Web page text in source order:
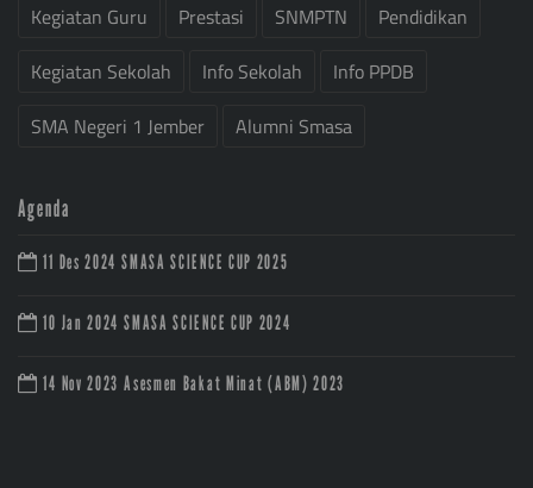
Kegiatan Guru
Prestasi SNMPTN
Pendidikan
Kegiatan Sekolah
Info Sekolah
Info PPDB
SMA Negeri 1 Jember
Alumni Smasa
Agenda
11 Des 2024 SMASA SCIENCE CUP 2025
10 Jan 2024 SMASA SCIENCE CUP 2024
14 Nov 2023 Asesmen Bakat Minat (ABM) 2023